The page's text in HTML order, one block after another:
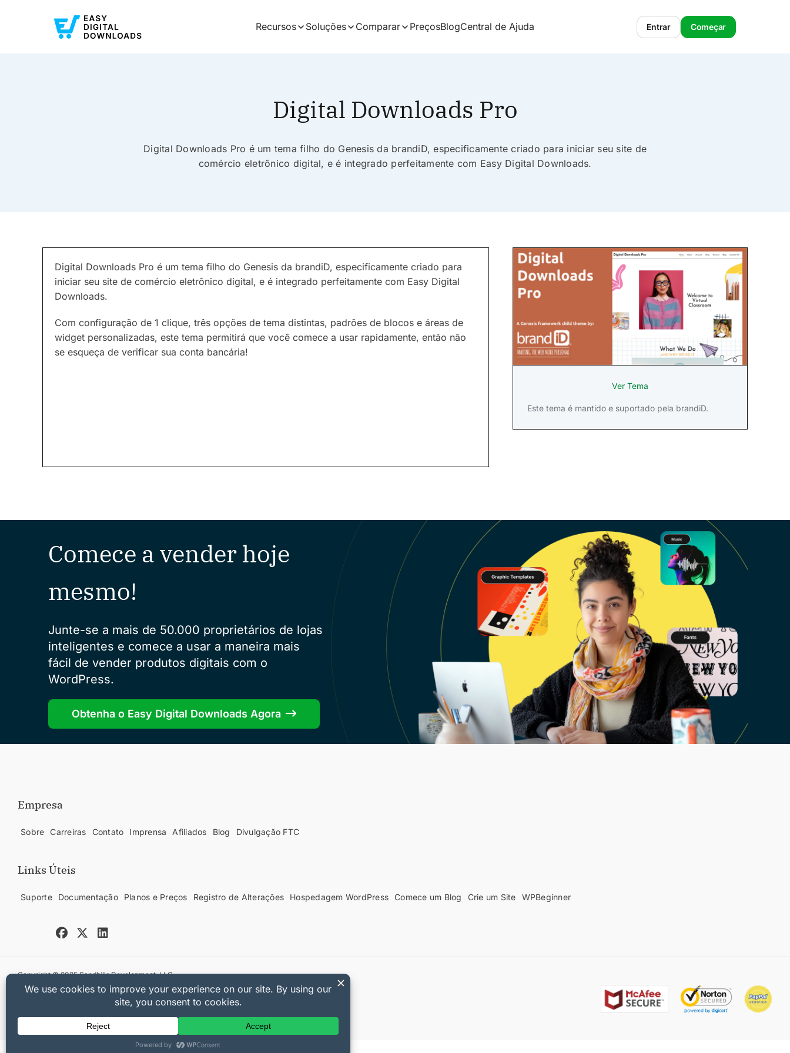
Recursos Soluções Comparar PreçosBlogCentral de Ajuda Entrar Começar
Digital Downloads Pro
Digital Downloads Pro é um tema filho do Genesis da brandiD, especificamente criado para iniciar seu site de
comércio eletrônico digital, e é integrado perfeitamente com Easy Digital Downloads.
Digital Downloads Pro é um tema filho do Genesis da brandiD, especificamente criado para
iniciar seu site de comércio eletrônico digital, e é integrado perfeitamente com Easy Digital
Downloads.
Com configuração de 1 clique, três opções de tema distintas, padrões de blocos e áreas de
widget personalizadas, este tema permitirá que você comece a usar rapidamente, então não
se esqueça de verificar sua conta bancária!
Ver Tema
Este tema é mantido e suportado pela brandiD.
Comece a vender hoje
mesmo!
Junte-se a mais de 50.000 proprietários de lojas
inteligentes e comece a usar a maneira mais
fácil de vender produtos digitais com o
WordPress.
Obtenha o Easy Digital Downloads Agora
Empresa
Sobre Carreiras Contato Imprensa Afiliados Blog Divulgação FTC
Links Úteis
Suporte Documentação Planos e Preços Registro de Alterações Hospedagem WordPress Comece um Blog Crie um Site WPBeginner
Copyright © 2025 Sandhills Development, LLC
Política de Privacidade
Termos de Serviço Mapa do Site Cupom Easy Digital Downloads